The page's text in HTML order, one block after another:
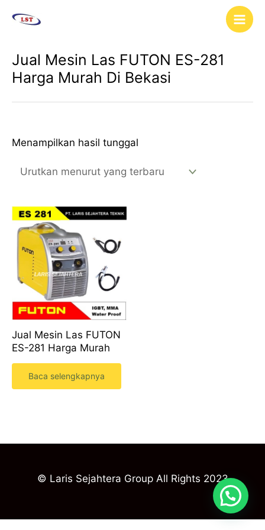
Main
Jual Mesin Las FUTON ES-281
Harga Murah Di Bekasi
Menampilkan hasil tunggal
Jual Mesin Las FUTON
ES-281 Harga Murah
Baca selengkapnya
© Laris Sejahtera Group All Rights 2023